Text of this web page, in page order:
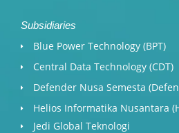
Subsidiaries
Blue Power Technology (BPT)​
Central Data Technology (CDT)
Defender Nusa Semesta
Helios Informatika Nusantara
Jedi Global Teknologi